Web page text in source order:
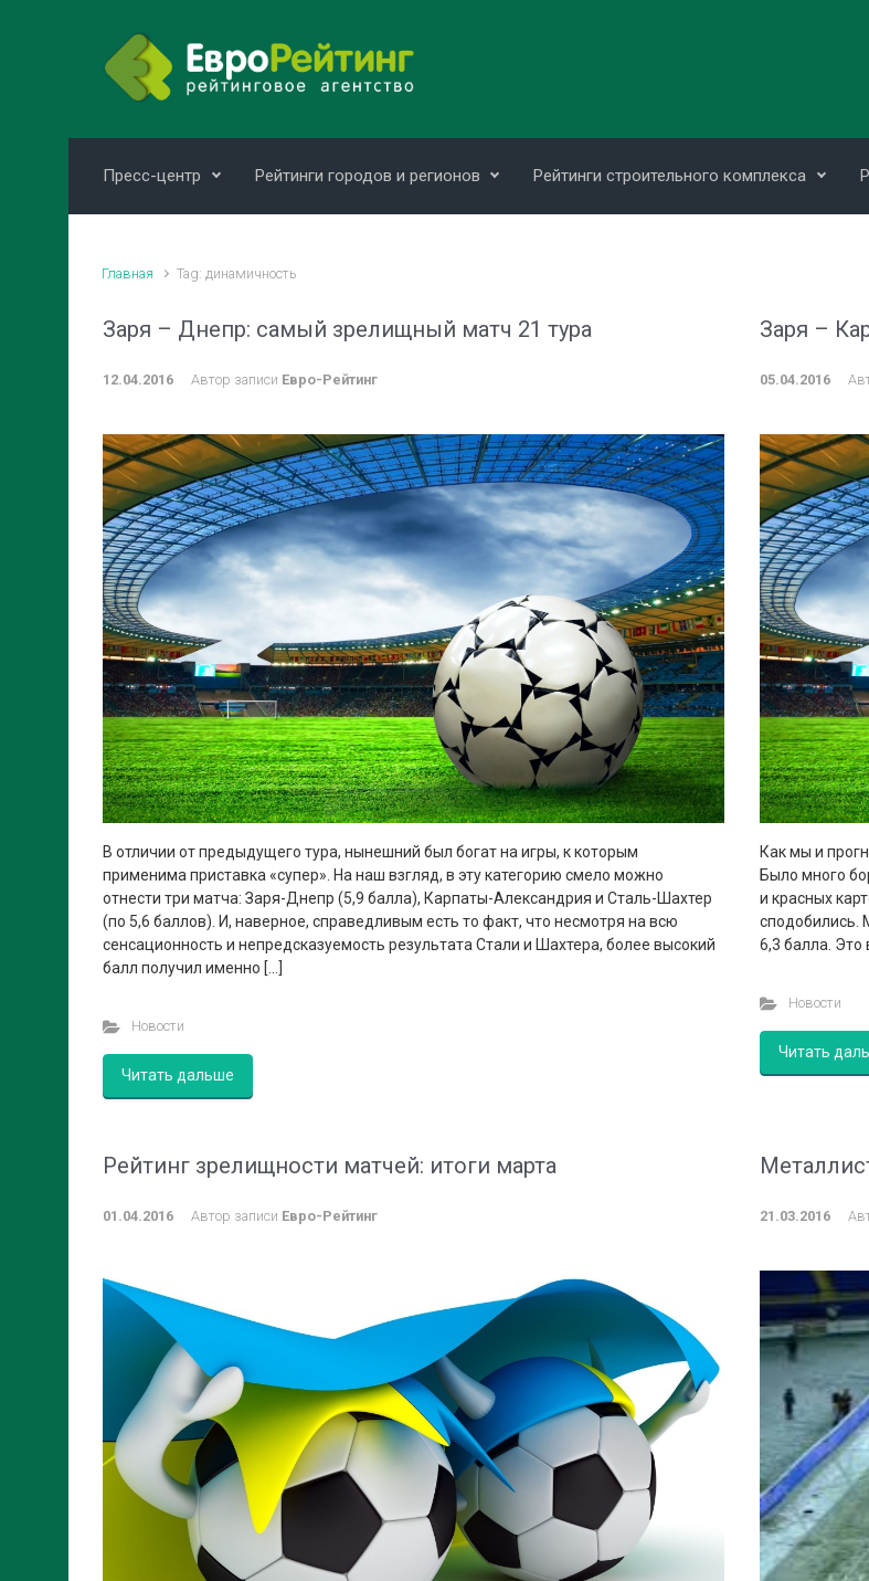
Пресс-центр Рейтинги городов и регионов Рейтинги строительного комплекса
Главная Tag: динамичность
Заря – Днепр: самый зрелищный матч 21 тура
12.04.2016 Автор записи Евро-Рейтинг
В отличии от предыдущего тура, нынешний был богат на игры, к которым
применима приставка «супер». На наш взгляд, в эту категорию смело можно
отнести три матча: Заря-Днепр (5,9 балла), Карпаты-Александрия и Сталь-Шахтер
(по 5,6 баллов). И, наверное, справедливым есть то факт, что несмотря на всю
сенсационность и непредсказуемость результата Стали и Шахтера, более высокий
балл получил именно […]
Новости
Читать дальше
Заря –
05.04.2016
Как мы и
Было много
и красных
сподобились.
6,3 балла. Это
Новости
Читать
Рейтинг зрелищности матчей: итоги марта
01.04.2016 Автор записи Евро-Рейтинг 21.03.2016